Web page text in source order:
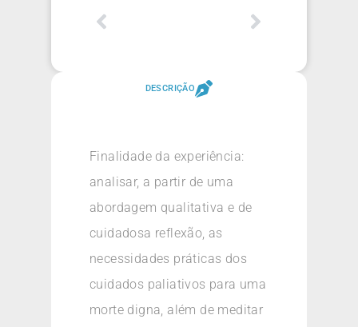
DESCRIÇÃO
Finalidade da experiência:
analisar, a partir de uma
abordagem qualitativa e de
cuidadosa reflexão, as
necessidades práticas dos
cuidados paliativos para uma
morte digna, além de meditar